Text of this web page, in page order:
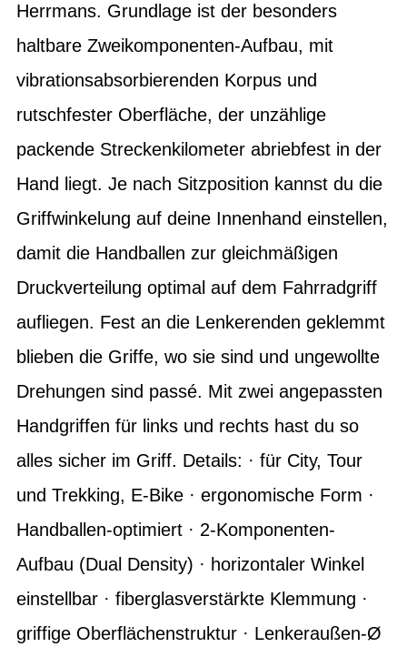
Herrmans. Grundlage ist der besonders
haltbare Zweikomponenten-Aufbau, mit
vibrationsabsorbierenden Korpus und
rutschfester Oberfläche, der unzählige
packende Streckenkilometer abriebfest in der
Hand liegt. Je nach Sitzposition kannst du die
Griffwinkelung auf deine Innenhand einstellen,
damit die Handballen zur gleichmäßigen
Druckverteilung optimal auf dem Fahrradgriff
aufliegen. Fest an die Lenkerenden geklemmt
blieben die Griffe, wo sie sind und ungewollte
Drehungen sind passé. Mit zwei angepassten
Handgriffen für links und rechts hast du so
alles sicher im Griff. Details: · für City, Tour
und Trekking, E-Bike · ergonomische Form ·
Handballen-optimiert · 2-Komponenten-
Aufbau (Dual Density) · horizontaler Winkel
einstellbar · fiberglasverstärkte Klemmung ·
griffige Oberflächenstruktur · Lenkeraußen-Ø